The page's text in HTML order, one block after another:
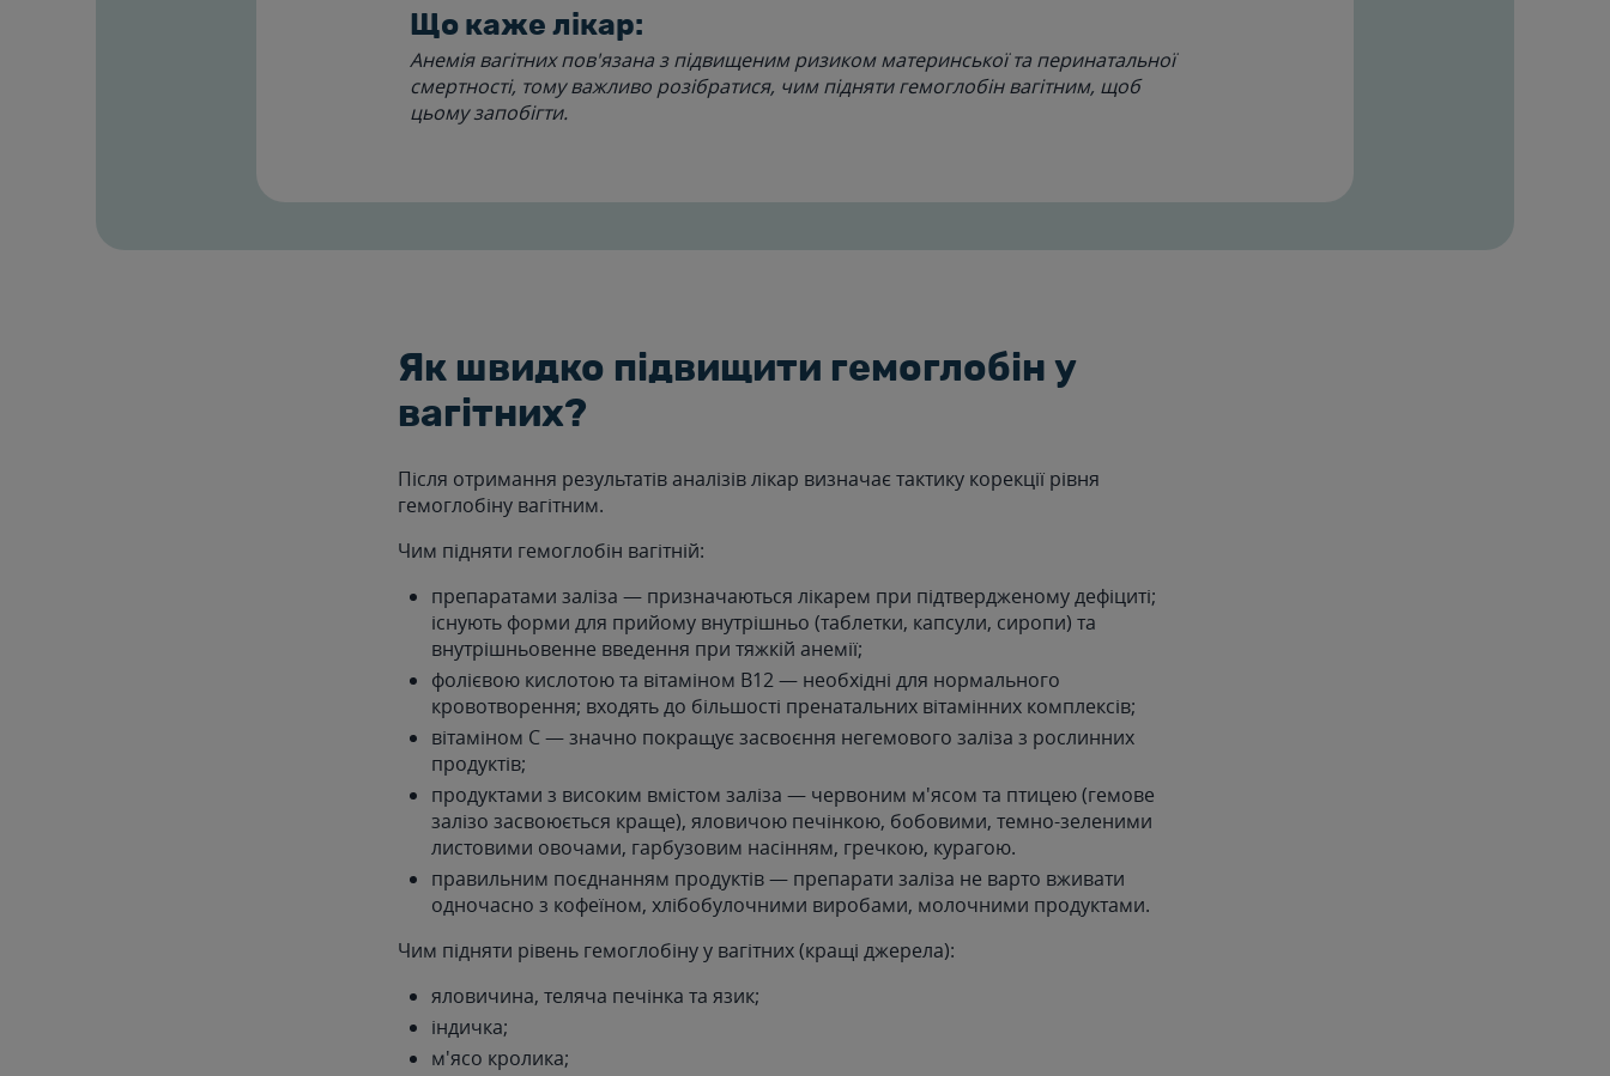
Що каже лікар:
Анемія вагітних пов'язана з підвищеним ризиком материнської та перинатальної
смертності, тому важливо розібратися, чим підняти гемоглобін вагітним, щоб
цьому запобігти.
Як швидко підвищити гемоглобін у
вагітних?
Після отримання результатів аналізів лікар визначає тактику корекції рівня
гемоглобіну вагітним.
Чим підняти гемоглобін вагітній:
препаратами заліза — призначаються лікарем при підтвердженому дефіциті;
існують форми для прийому внутрішньо (таблетки, капсули, сиропи) та
внутрішньовенне введення при тяжкій анемії;
фолієвою кислотою та вітаміном B12 — необхідні для нормального
кровотворення; входять до більшості пренатальних вітамінних комплексів;
вітаміном C — значно покращує засвоєння негемового заліза з рослинних
продуктів;
продуктами з високим вмістом заліза — червоним м'ясом та птицею (гемове
залізо засвоюється краще), яловичою печінкою, бобовими, темно-зеленими
листовими овочами, гарбузовим насінням, гречкою, курагою.
правильним поєднанням продуктів — препарати заліза не варто вживати
одночасно з кофеїном, хлібобулочними виробами, молочними продуктами.
Чим підняти рівень гемоглобіну у вагітних (кращі джерела):
яловичина, теляча печінка та язик;
індичка;
м'ясо кролика;